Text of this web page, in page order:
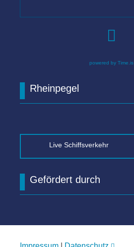

powered by Time.is
Rheinpegel
Live Schiffsverkehr
Gefördert durch